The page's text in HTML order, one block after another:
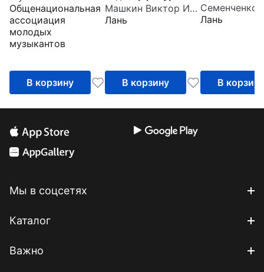
Общенациональная
ассоциация
молодых
музыкантов
В корзину
позвоночных
животных. Учебное
Машкин Виктор Иванович
Лань
В корзину
Учебник для
Лань
В корзину
Мы в соцсетях
Каталог
Важно